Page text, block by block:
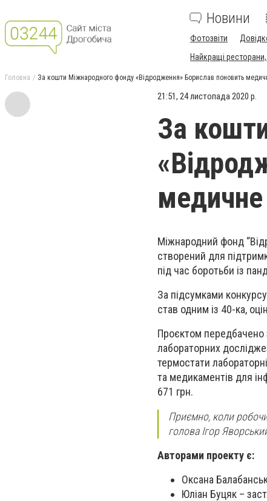
Новини
Фотозвіти
Найкращі ресторани,
Головна За кошти Міжнародного фонду «Відродження» Борислав поновить
21:51, 24 листопада 2020 р.
За
медичне
Міжнародний фонд
створений для
під час боротьби із
За підсумками
став одним із 40-ка,
Проєктом передбачено
лабораторних
термостати
та медикаментів для
671 грн.
Приємно, коли
голова Ігор
Авторами проекту є:
Оксана
Юліан Буцяк –